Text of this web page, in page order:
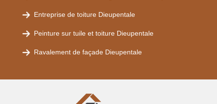
Entreprise de toiture Dieupentale
Peinture sur tuile et toiture Dieupentale
Ravalement de façade Dieupentale